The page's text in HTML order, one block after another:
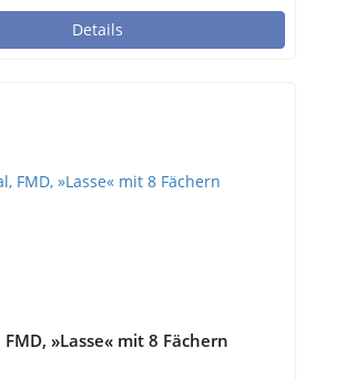
Details
»Lasse« mit 8 Fächern